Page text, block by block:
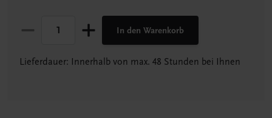
In den Warenkorb
Lieferdauer: Innerhalb von max. 48 Stunden bei Ihnen